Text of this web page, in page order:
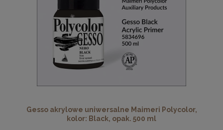
Gesso akrylowe uniwersalne Maimeri Polycolor,
kolor: Black, opak. 500 ml